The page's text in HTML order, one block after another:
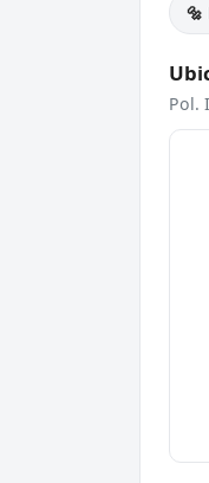
🔩
Pol.